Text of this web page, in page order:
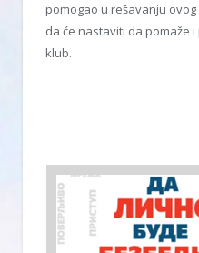
pomogao u rešavanju
da će nastaviti da pomaže
klub.